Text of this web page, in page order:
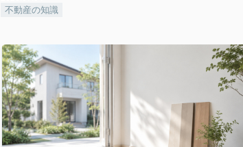
不動産の知識